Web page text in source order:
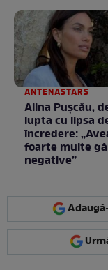
ANTENASTARS
Alina Pușcău,
lupta cu lipsa
încredere:
foarte multe
negative”